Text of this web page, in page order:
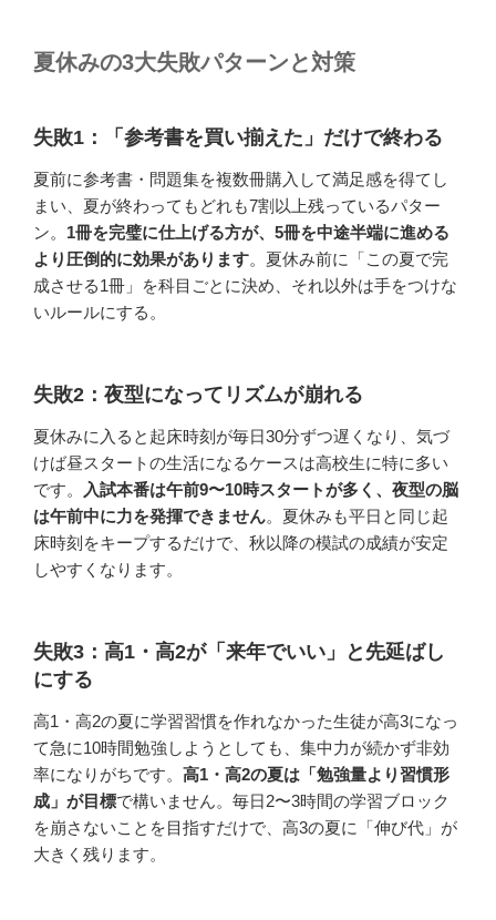
夏休みの3大失敗パターンと対策
失敗1：「参考書を買い揃えた」だけで終わる
夏前に参考書・問題集を複数冊購入して満足感を得てし
まい、夏が終わってもどれも7割以上残っているパター
ン。 1冊を完璧に仕上げる方が、5冊を中途半端に進める
より圧倒的に効果があります。夏休み前に「この夏で完
成させる1冊」を科目ごとに決め、それ以外は手をつけな
いルールにする。
失敗2：夜型になってリズムが崩れる
夏休みに入ると起床時刻が毎日30分ずつ遅くなり、気づ
けば昼スタートの生活になるケースは高校生に特に多い
です。
入試本番は午前9〜10時スタートが多く、夜型の脳
は午前中に力を発揮できません。夏休みも平日と同じ起
床時刻をキープするだけで、秋以降の模試の成績が安定
しやすくなります。
失敗3：高1・高2が「来年でいい」と先延ばし
にする
高1・高2の夏に学習習慣を作れなかった生徒が高3になっ
て急に10時間勉強しようとしても、集中力が続かず非効
率になりがちです。 高1・高2の夏は「勉強量より習慣形
成」が目標で構いません。毎日2〜3時間の学習ブロック
を崩さないことを目指すだけで、高3の夏に「伸び代」が
大きく残ります。